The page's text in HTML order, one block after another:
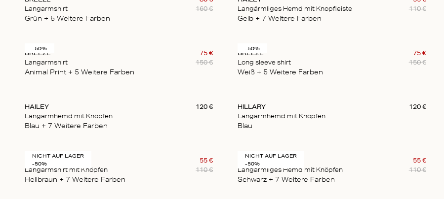
Langarmshirt
160€
Grün + 5 Weitere Farben
Langärmliges Hemd mit Knopfleiste
110€
Gelb + 7Weitere Farben
-50%
BREEZE
Langarmshirt
75€
150€
Animal Print+ 5 Weitere Farben
-50%
BREEZE
Long sleeve shirt
75€
150€
Weiß + 5Weitere Farben
HAILEY
Langarmhemd mit Knöpfen
120€
Blau + 7 Weitere Farben
HILLARY
Langarmhemd mit Knöpfen
120€
Blau
NICHT AUF LAGER
-50%
HAILEY
Langarmshirt mit Knöpfen
55€
110€
Hellbraun + 7 Weitere Farben
NICHT AUF LAGER
-50%
HAILEY
Langärmliges Hemd mit Knöpfen
55€
110€
Schwarz + 7Weitere Farben